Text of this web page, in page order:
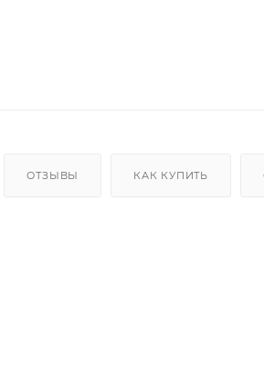
ОТЗЫВЫ КАК КУПИТЬ